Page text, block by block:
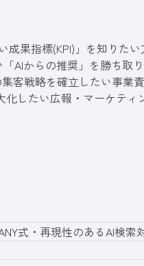
成果指標(KPI)」を知りたい
AIからの推奨」を勝ち取
客戦略を確立したい事業
したい広報・マーケティ
式・再現性のあるAI検索